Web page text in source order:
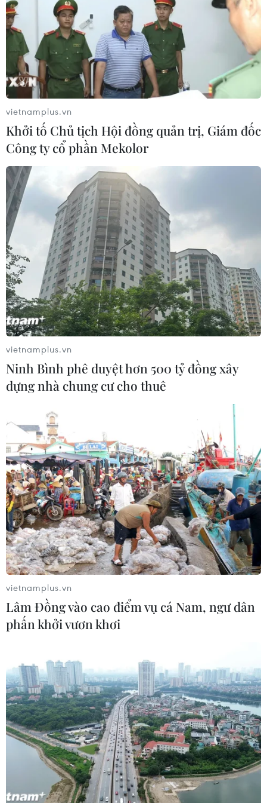
Bridgestone Việt Nam giới thiệu
dòng lốp hiệu suất cao thế hệ mới
Potenza
24/07/2026 06:46
Hà Nội xây dựng phương án hỗ trợ
người thu nhập thấp đổi xe máy cũ
24/07/2026 06:15
Hãng xe điện Polestar chính thức rút
lui khỏi thị trường Mỹ
21/07/2026 04:29
Cố vấn Nhà Trắng cảnh báo BYD gia
tăng sức ép đối với ngành ôtô toàn
cầu
20/07/2026 23:54
Giá xe điện tại Đức giảm xuống tiệm
cận xe xăng
20/07/2026 15:45
Tesla lên kế hoạch mở rộng sản xuất
và tạo thêm việc làm tại Đức
20/07/2026 09:10
Báo Indonesia: Việt Nam có lợi thế
trong cuộc đua hút đầu tư xe điện
18/07/2026 13:38
gây chói cho gần 20.000 xe
17/07/2026 05:42
Chính thức dừng đặt lịch đăng kiểm
xe ôtô qua ứng dụng trực tuyến
17/07/2026 02:25
vietnamplus.vn
Khởi tố Chủ tịch Hội đồng quản trị, Giám đốc
Công ty cổ phần Mekolor
vietnamplus.vn
Ninh Bình phê duyệt hơn 500 tỷ đồng xây
dựng nhà chung cư cho thuê
vietnamplus.vn
Lâm Đồng vào cao điểm vụ cá Nam, ngư dân
phấn khởi vươn khơi